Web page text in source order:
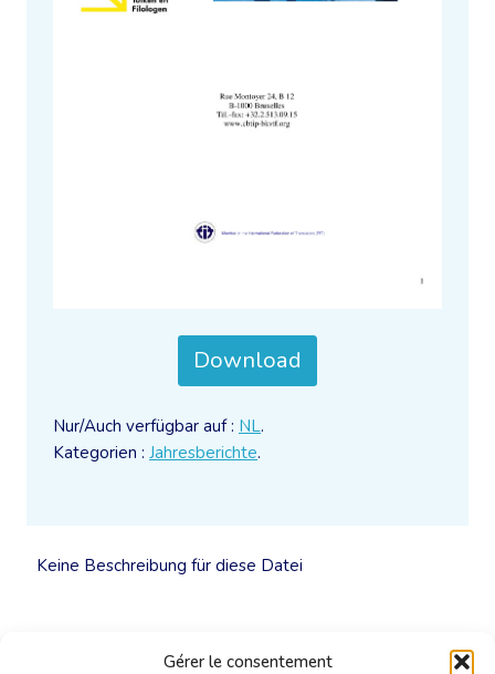
Gérer le consentement
Keine Beschreibung für diese Datei
Download
Nur/Auch verfügbar auf : NL.
Kategorien : Jahresberichte.